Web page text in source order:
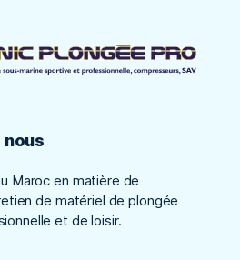
nous
Maroc en matière de
de matériel de plongée
et de loisir.